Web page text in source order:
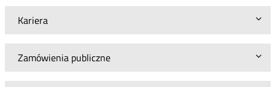
Kariera
Zamówienia publiczne